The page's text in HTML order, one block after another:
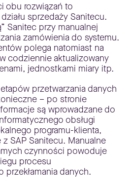
obu rozwiązań to
sprzedaży Sanitecu.
Sanitec przy manualnej
zamówienia do systemu.
polega natomiast na
codziennie aktualizowany
jednostkami miary itp.
przetwarzania danych
– po stronie
są wprowadzane do
obsługi
programu-klienta,
SAP Sanitecu. Manualne
czynności powoduje
procesu
danych.